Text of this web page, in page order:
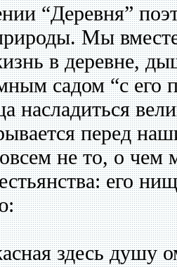
“Деревня”
Мы
в деревне,
садом “с его
насладиться
перед
не то, о
его
здесь душу